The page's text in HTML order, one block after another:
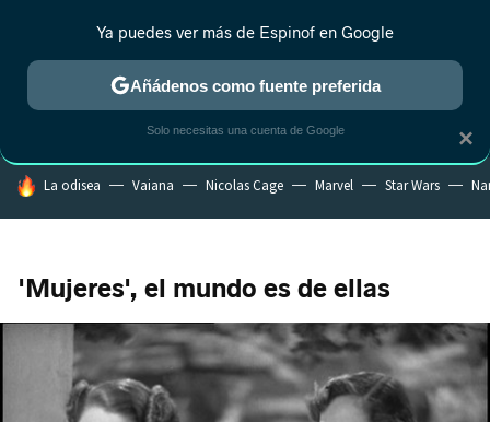
ESTRENOS REALITY ANIME RANKINGS CINE
HOY SE HABLA DE
La odisea Vaiana Nicolas Cage Marvel Star Wars
'Mujeres', el mundo es de ellas
×
Ya puedes ver más de Espinof en Google
Añádenos como fuente preferida
Solo necesitas una cuenta de Google